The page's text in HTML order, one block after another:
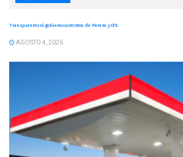
Transparentará gobierno contratos de Pemex y CFE
AGOSTO 4, 2026